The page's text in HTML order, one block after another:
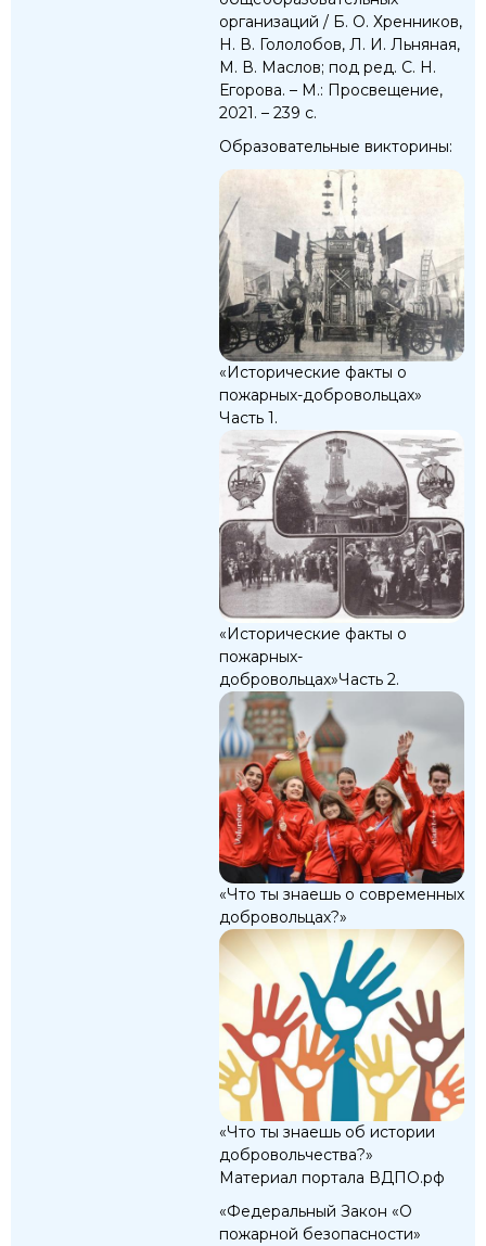
организаций / Б. О. Хренников,
Н. В. Гололобов, Л. И. Льняная,
М. В. Маслов; под ред. С. Н.
Егорова. – М.: Просвещение,
2021. – 239 с.
Образовательные викторины:
«Исторические факты о
пожарных-добровольцах»
Часть 1.
«Исторические факты о
пожарных-
добровольцах»Часть 2.
«Что ты знаешь о современных
добровольцах?»
«Что ты знаешь об истории
добровольчества?»
Материал портала ВДПО.рф
«Федеральный Закон «О
пожарной безопасности»